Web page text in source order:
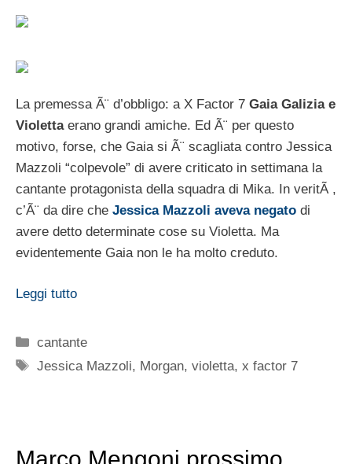
La premessa Ã¨ d’obbligo: a X Factor 7 Gaia Galizia e
Violettaerano grandi amiche. Ed Ã¨ per questo
motivo, forse, che Gaia si Ã¨ scagliata contro Jessica
Mazzoli “colpevole” di avere criticato in settimana la
cantante protagonista della squadra di Mika. In veritÃ ,
c’Ã¨ da dire che Jessica Mazzoli aveva negato di
avere detto determinate cose su Violetta. Ma
evidentemente Gaia non le ha molto creduto.
Leggi tutto
Categorie
cantante
Tag
Jessica Mazzoli, Morgan,violetta,x factor 7